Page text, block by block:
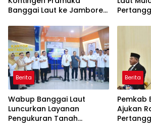
Banggai Laut ke Jambore
Jaga Nama Daerah
Berita
Wabup Banggai Laut
Luncurkan Layanan
Pengukuran Tanah
Berita
Pemkab
Ajukan